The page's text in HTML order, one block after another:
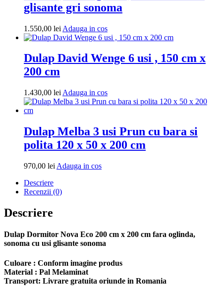
glisante gri sonoma
1.550,00 lei Adauga in cosAdauga
in
Dulap David Wenge 6 usi , 150 cm x
200 cm
1.430,00 lei Adauga in cosAdauga
in
Dulap Melba 3 usi Prun cu bara si
polita 120 x 50 x 200 cm
970,00 lei Adauga in cosAdauga
Descriere
Recenzii (0)
Descriere
Dulap Dormitor Nova Eco 200 cm x 200 cm fara oglinda,
sonoma cu usi glisante sonoma
Culoare : Conform imagine produs
Material : Pal Melaminat
Transport: Livrare gratuita oriunde in Romania